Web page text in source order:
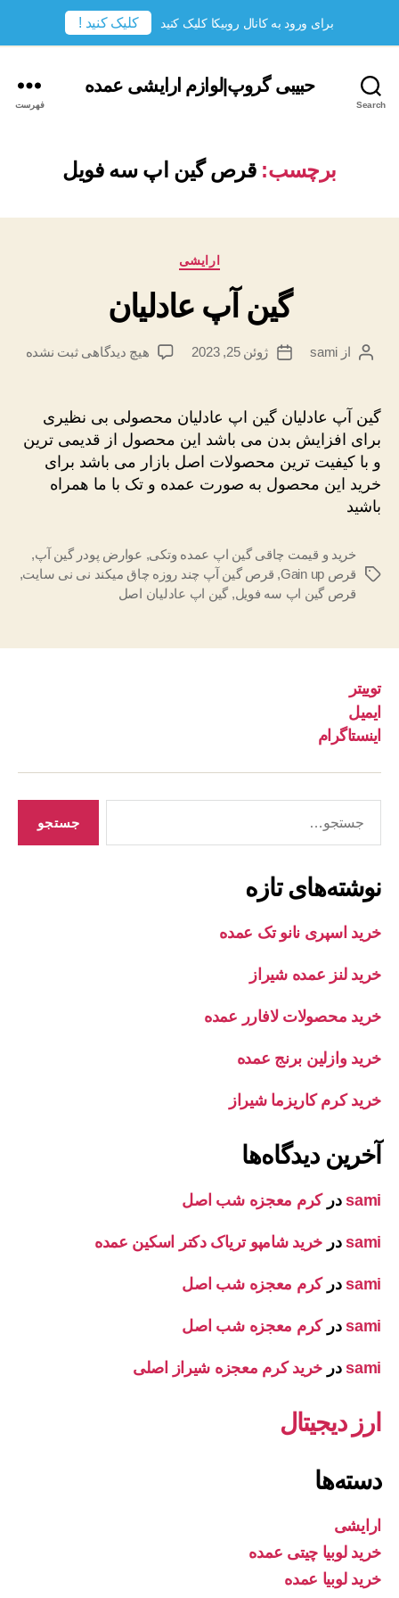
Search
حبیبی گروپ|لوازم ارایشی عمده
فهرست
برچسب: قرص گین اپ سه فویل
دسته‌ها
ارایشی
گین آپ عادلیان
نویسندهٔ
از sami
تاریخژوئن 25, 2023 هیچ دیدگاهیبرای
عادلیان
ثبت نشده
گین آپ عادلیان گین اپ عادلیان محصولی بی نظیری
برای افزایش بدن می باشد این محصول از قدیمی ترین
و با کیفیت ترین محصولات اصل بازار می باشد برای
خرید این محصول به صورت عمده و تک با ما همراه
باشید
برچسب‌ها
خرید و قیمت چاقی گین اپ عمده وتکی, عوارض پودر گین آپ,
قرص Gain up
, قرص گین آپ چند روزه چاق میکند نی نی سایت,
قرص گین اپ سه فویل, گین اپ عادلیان اصل
توییتر
ایمیل
اینستاگرام
نوشته‌های تازه
خرید اسپری نانو تک عمده
خرید لنز عمده شیراز
خرید محصولات لافارر عمده
خرید وازلین برنج عمده
خرید کرم کاریزما شیراز
آخرین دیدگاه‌ها
samiدرکرم معجزه شب اصل
samiدر خرید شامپو تریاک دکتر اسکین عمده
samiدرکرم معجزه شب اصل
samiدرکرم معجزه شب اصل
samiدر خرید کرم معجزه شیراز اصلی
ارز دیجیتال
دسته‌ها
ارایشی
خرید لوبیا چیتی عمده
خرید لوبیا عمده
برای ورود به کانال روبیکا کلیک کنید کلیک کنید !